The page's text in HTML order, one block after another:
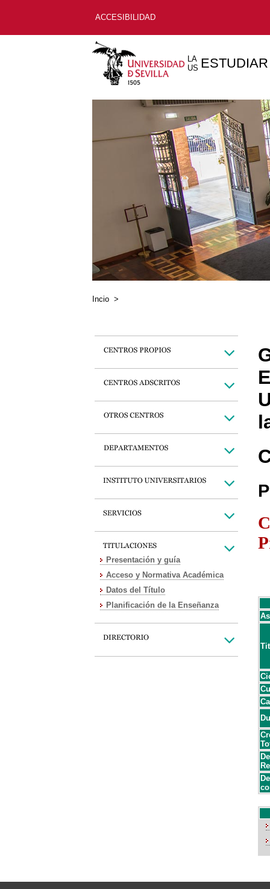
ACCESIBILIDAD
LA
US ESTUDIAR
Incio >
Presentación y guía
Acceso y Normativa Académica
Datos del Título
Planificación de la Enseñanza